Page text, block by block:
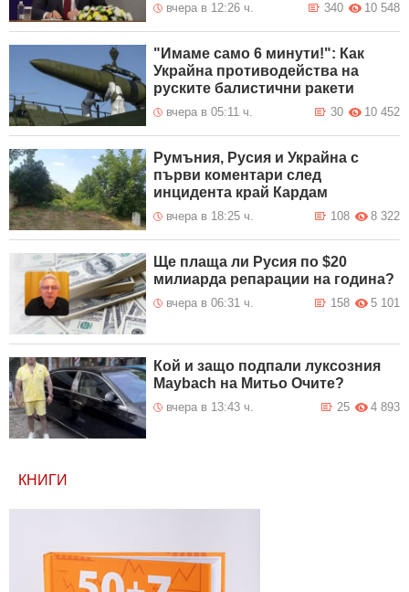
вчера в 12:26 ч. 10 548
340
"Имаме само 6 минути!": Как
Украйна противодейства на
руските балистични ракети
вчера в 05:11 ч. 10 452
30
Румъния, Русия и Украйна с
първи коментари след
инцидента край Кардам
вчера в 18:25 ч. 8 322
108
Ще плаща ли Русия по $20
милиарда репарации на година?
вчера в 06:31 ч. 5 101
158
Кой и защо подпали луксозния
Maybach на Митьо Очите?
вчера в 13:43 ч. 4 893
25
КНИГИ